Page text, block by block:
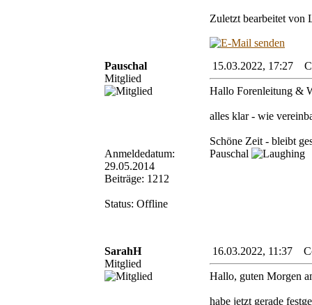
Zuletzt bearbeitet von
Pauschal
Mitglied
Anmeldedatum:
29.05.2014
Beiträge: 1212
Status: Offline
15.03.2022, 17:27
Hallo Forenleitung &
alles klar - wie
Schöne Zeit - bleibt
Pauschal
SarahH
Mitglied
16.03.2022, 11:37
Hallo, guten Morgen
habe jetzt gerade